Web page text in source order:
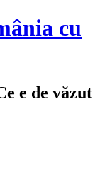
cu
e de văzut